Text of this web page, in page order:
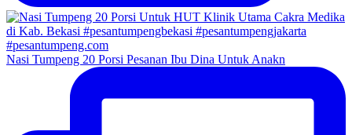
Nasi Tumpeng 20 Porsi Pesanan Ibu Dina Untuk Anakn